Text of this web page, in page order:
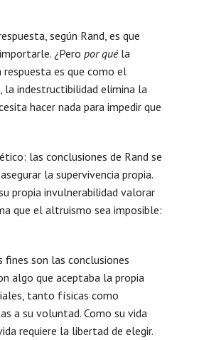
según Rand, es que
¿Pero por quéla
es que como el
la indestructibilidad elimina la
hacer nada para impedir que
las conclusiones de Rand se
la supervivencia propia.
propia invulnerabilidad valorar
que el altruismo sea imposible:
son las conclusiones
algo que aceptaba la propia
tanto físicas como
a su voluntad. Como su vida
requiere la libertad de elegir.